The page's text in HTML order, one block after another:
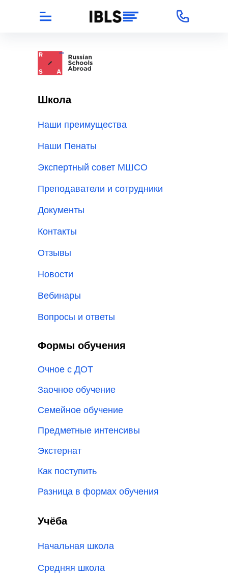
Школа
Наши преимущества
Наши Пенаты
Экспертный совет МШСО
Преподаватели и сотрудники
Документы
Контакты
Отзывы
Новости
Вебинары
Вопросы и ответы
Формы обучения
Заочное обучение
Очное с ДОТ
Семейное обучение
Предметные интенсивы
Как поступить
Экстернат
Разница в формах обучения
Учёба
Начальная школа
Средняя школа